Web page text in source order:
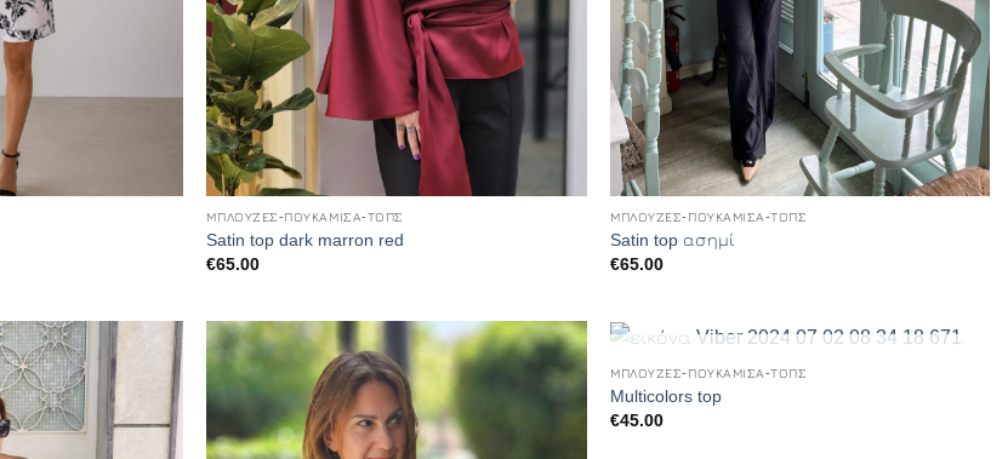
+
ΜΠΛΟΎΖΕΣ-ΠΟΥΚΆΜΙΣΑ-ΤΟΠΣ
Satin top dark marron red
€65.00
+
ΜΠΛΟΎΖΕΣ-ΠΟΥΚΆΜΙΣΑ-ΤΟΠΣ
Satin top ασημί
€65.00
Wishlist
ΕΞΑΝΤΛΗΜΈΝΟ
ΜΠΛΟΎΖΕΣ-ΠΟΥΚΆΜΙΣΑ-ΤΟΠΣ
Multicolors top
€45.00